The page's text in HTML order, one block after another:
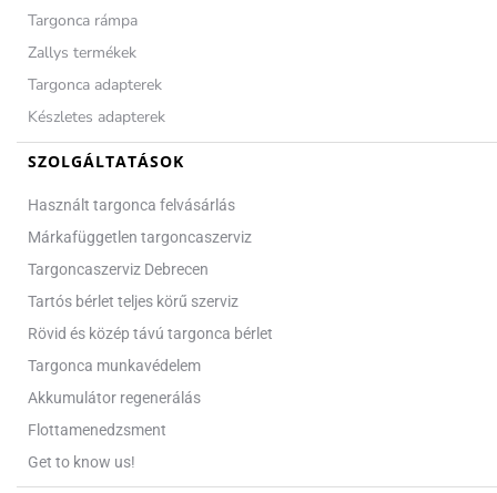
Targonca rámpa
Zallys termékek
Targonca adapterek
Készletes adapterek
SZOLGÁLTATÁSOK
Használt targonca felvásárlás
Márkafüggetlen targoncaszerviz
Targoncaszerviz Debrecen
Tartós bérlet teljes körű szerviz
Rövid és közép távú targonca bérlet
Targonca munkavédelem
Akkumulátor regenerálás
Flottamenedzsment
Get to know us!